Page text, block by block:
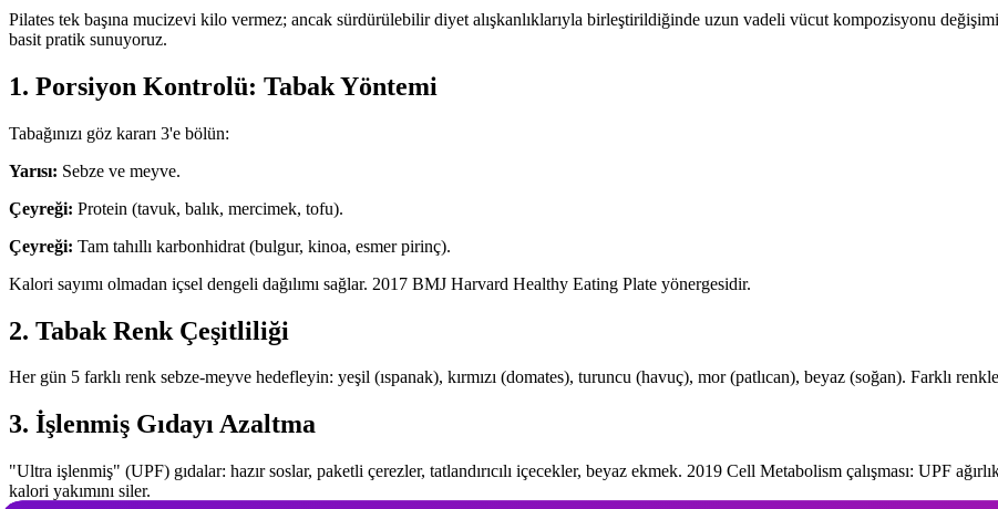
Pilates tek başına mucizevi kilo vermez; ancak sürdürülebilir diyet alışkanlıklarıyla birleştirildiğinde uzun vadeli vücut kompozisyonu
basit pratik sunuyoruz.
1. Porsiyon Kontrolü: Tabak Yöntemi
Tabağınızı göz kararı 3'e bölün:
Yarısı: Sebze ve meyve.
Çeyreği: Protein (tavuk, balık, mercimek, tofu).
Çeyreği: Tam tahıllı karbonhidrat (bulgur, kinoa, esmer pirinç).
Kalori sayımı olmadan içsel dengeli dağılımı sağlar. 2017 BMJ Harvard Healthy Eating Plate yönergesidir.
2. Tabak Renk Çeşitliliği
Her gün 5 farklı renk sebze-meyve hedefleyin: yeşil (ıspanak), kırmızı (domates), turuncu (havuç), mor (patlıcan), beyaz (soğan). Farklı
3. İşlenmiş Gıdayı Azaltma
"Ultra işlenmiş" (UPF) gıdalar: hazır soslar, paketli çerezler, tatlandırıcılı içecekler, beyaz ekmek. 2019 Cell Metabolism çalışması: UPF
kalori yakımını siler.